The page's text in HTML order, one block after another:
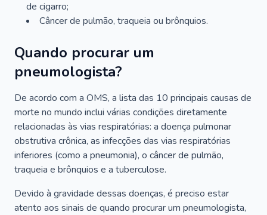
de cigarro;
Câncer de pulmão, traqueia ou brônquios.
Quando procurar um
pneumologista?
De acordo com a OMS, a lista das 10 principais causas de
morte no mundo inclui várias condições diretamente
relacionadas às vias respiratórias: a doença pulmonar
obstrutiva crônica, as infecções das vias respiratórias
inferiores (como a pneumonia), o câncer de pulmão,
traqueia e brônquios e a tuberculose.
Devido à gravidade dessas doenças, é preciso estar
atento aos sinais de quando procurar um pneumologista,